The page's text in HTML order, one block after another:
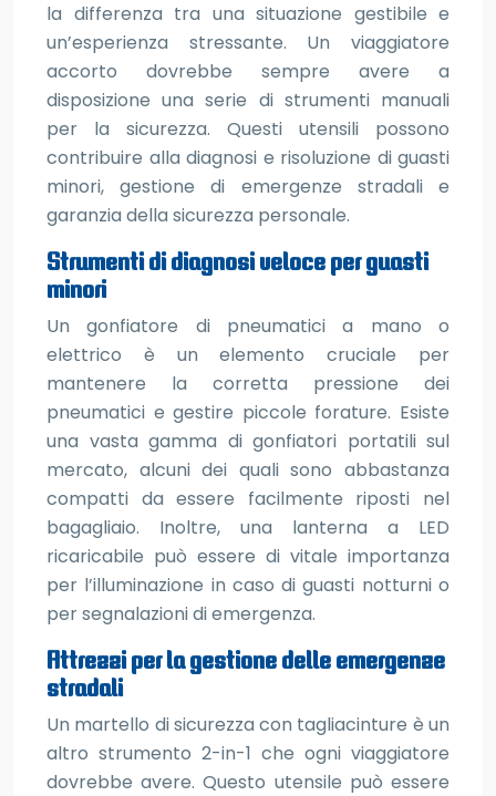
la differenza tra una situazione gestibile e
un’esperienza stressante. Un viaggiatore
accorto dovrebbe sempre avere a
disposizione una serie di strumenti manuali
per la sicurezza. Questi utensili possono
contribuire alla diagnosi e risoluzione di guasti
minori, gestione di emergenze stradali e
garanzia della sicurezza personale.
Strumenti di diagnosi veloce per guasti
minori
Un gonfiatore di pneumatici a mano o
elettrico è un elemento cruciale per
mantenere la corretta pressione dei
pneumatici e gestire piccole forature. Esiste
una vasta gamma di gonfiatori portatili sul
mercato, alcuni dei quali sono abbastanza
compatti da essere facilmente riposti nel
bagagliaio. Inoltre, una lanterna a LED
ricaricabile può essere di vitale importanza
per l’illuminazione in caso di guasti notturni o
per segnalazioni di emergenza.
Attrezzi per la gestione delle emergenze
stradali
Un martello di sicurezza con tagliacinture è un
altro strumento 2-in-1 che ogni viaggiatore
dovrebbe avere. Questo utensile può essere